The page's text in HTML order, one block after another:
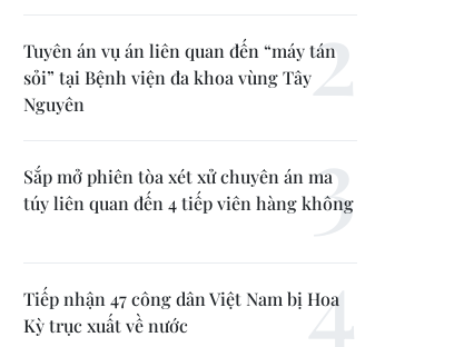
Tuyên án vụ án liên quan đến “máy tán
sỏi” tại Bệnh viện đa khoa vùng Tây
Nguyên
Sắp mở phiên tòa xét xử chuyên án ma
túy liên quan đến 4 tiếp viên hàng không
Tiếp nhận 47 công dân Việt Nam bị Hoa
Kỳ trục xuất về nước